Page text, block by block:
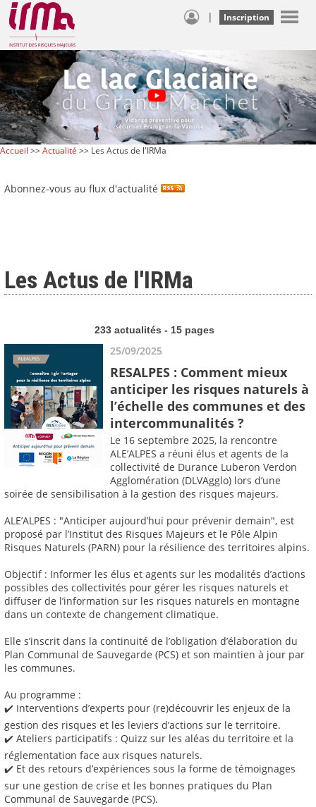
| Inscription
Accueil >>Actualité >> Les Actus de l'IRMa
Abonnez-vous au flux d'actualité
Les Actus de l'IRMa
233 actualités - 15 pages
25/09/2025
RESALPES : Comment mieux
anticiper les risques naturels à
l’échelle des communes et des
intercommunalités ?
Le 16 septembre 2025, la rencontre
ALE’ALPES a réuni élus et agents de la
collectivité de Durance Luberon Verdon
Agglomération (DLVAgglo) lors d’une
soirée de sensibilisation à la gestion des risques majeurs.
ALE’ALPES : "Anticiper aujourd’hui pour prévenir demain", est
proposé par l’Institut des Risques Majeurs et le Pôle Alpin
Risques Naturels (PARN) pour la résilience des territoires alpins.
Objectif : Informer les élus et agents sur les modalités d’actions
possibles des collectivités pour gérer les risques naturels et
diffuser de l’information sur les risques naturels en montagne
dans un contexte de changement climatique.
Elle s’inscrit dans la continuité de l’obligation d’élaboration du
Plan Communal de Sauvegarde (PCS) et son maintien à jour par
les communes.
Au programme :
✔️ Interventions d’experts pour (re)découvrir les enjeux de la
gestion des risques et les leviers d’actions sur le territoire.
✔️ Ateliers participatifs : Quizz sur les aléas du territoire et la
réglementation face aux risques naturels.
✔️ Et des retours d’expériences sous la forme de témoignages
sur une gestion de crise et les bonnes pratiques du Plan
Communal de Sauvegarde (PCS).